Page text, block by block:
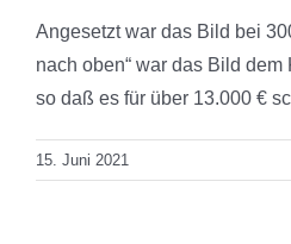
Angesetzt war das Bild bei
nach oben“ war das Bild
so daß es für über 13.000 €
15. Juni 2021